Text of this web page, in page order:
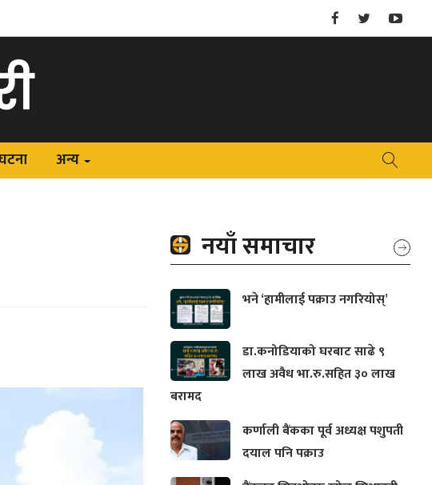
+
अन्य
नयाँ समाचार
भने ‘हामीलाई पक्राउ नगरियोस्’
डा.कनोडियाको घरबाट साढे ९
लाख अवैध भा.रु.सहित ३० लाख
बरामद
कर्णाली बैंकका पूर्व अध्यक्ष पशुपती
दयाल पनि पक्राउ